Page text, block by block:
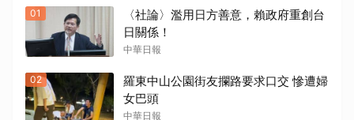
01
〈社論〉濫用日方善意，賴政府重創台
日關係！
中華日報
02
羅東中山公園街友攔路要求口交 慘遭婦
女巴頭
中華日報